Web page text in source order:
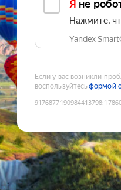
Я не
Нажмите,
Yandex
Если у вас возникли
воспользуйтесьформой
9176877190984413798: